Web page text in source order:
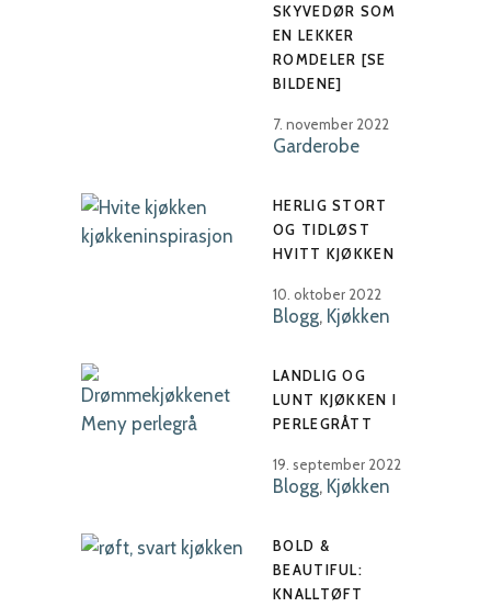
SKYVEDØR SOM
EN LEKKER
ROMDELER [SE
BILDENE]
7. november 2022
Garderobe
HERLIG STORT
OG TIDLØST
HVITT KJØKKEN
10. oktober 2022
Blogg, Kjøkken
LANDLIG OG
LUNT KJØKKEN I
PERLEGRÅTT
19. september 2022
Blogg, Kjøkken
BOLD &
BEAUTIFUL:
KNALLTØFT